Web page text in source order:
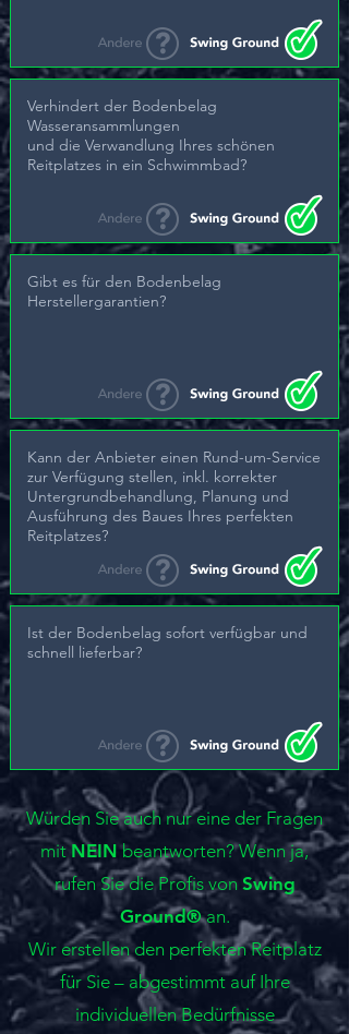
Verhindert der Bodenbelag
Wasseransammlungen
und die Verwandlung Ihres schönen
Reitplatzes in ein Schwimmbad?
Gibt es für den Bodenbelag
Herstellergarantien?
Kann der Anbieter einen Rund-um-Service
zur Verfügung stellen, inkl. korrekter
Untergrundbehandlung, Planung und
Ausführung des Baues Ihres perfekten
Reitplatzes?
Ist der Bodenbelag sofort verfügbar und
schnell lieferbar?
Würden Sie auch nur eine der Fragen
mitNEINbeantworten? Wenn ja,
rufen Sie die Profis von Swing
Ground®an.
Wir erstellen den perfekten Reitplatz
für Sie – abgestimmt auf Ihre
individuellen Bedürfnisse